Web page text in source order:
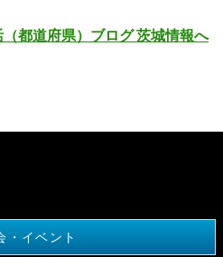
・イベント